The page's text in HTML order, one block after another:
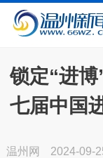
锁定“进
七届中国
温州网 2024-09-